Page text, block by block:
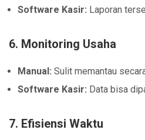
Software Kasir: Laporan
6. Monitoring Usaha
Manual: Sulit memantau
Software Kasir: Data bisa
7. Efisiensi Waktu